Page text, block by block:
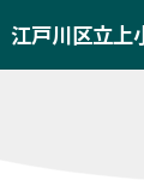
江戸川区立上